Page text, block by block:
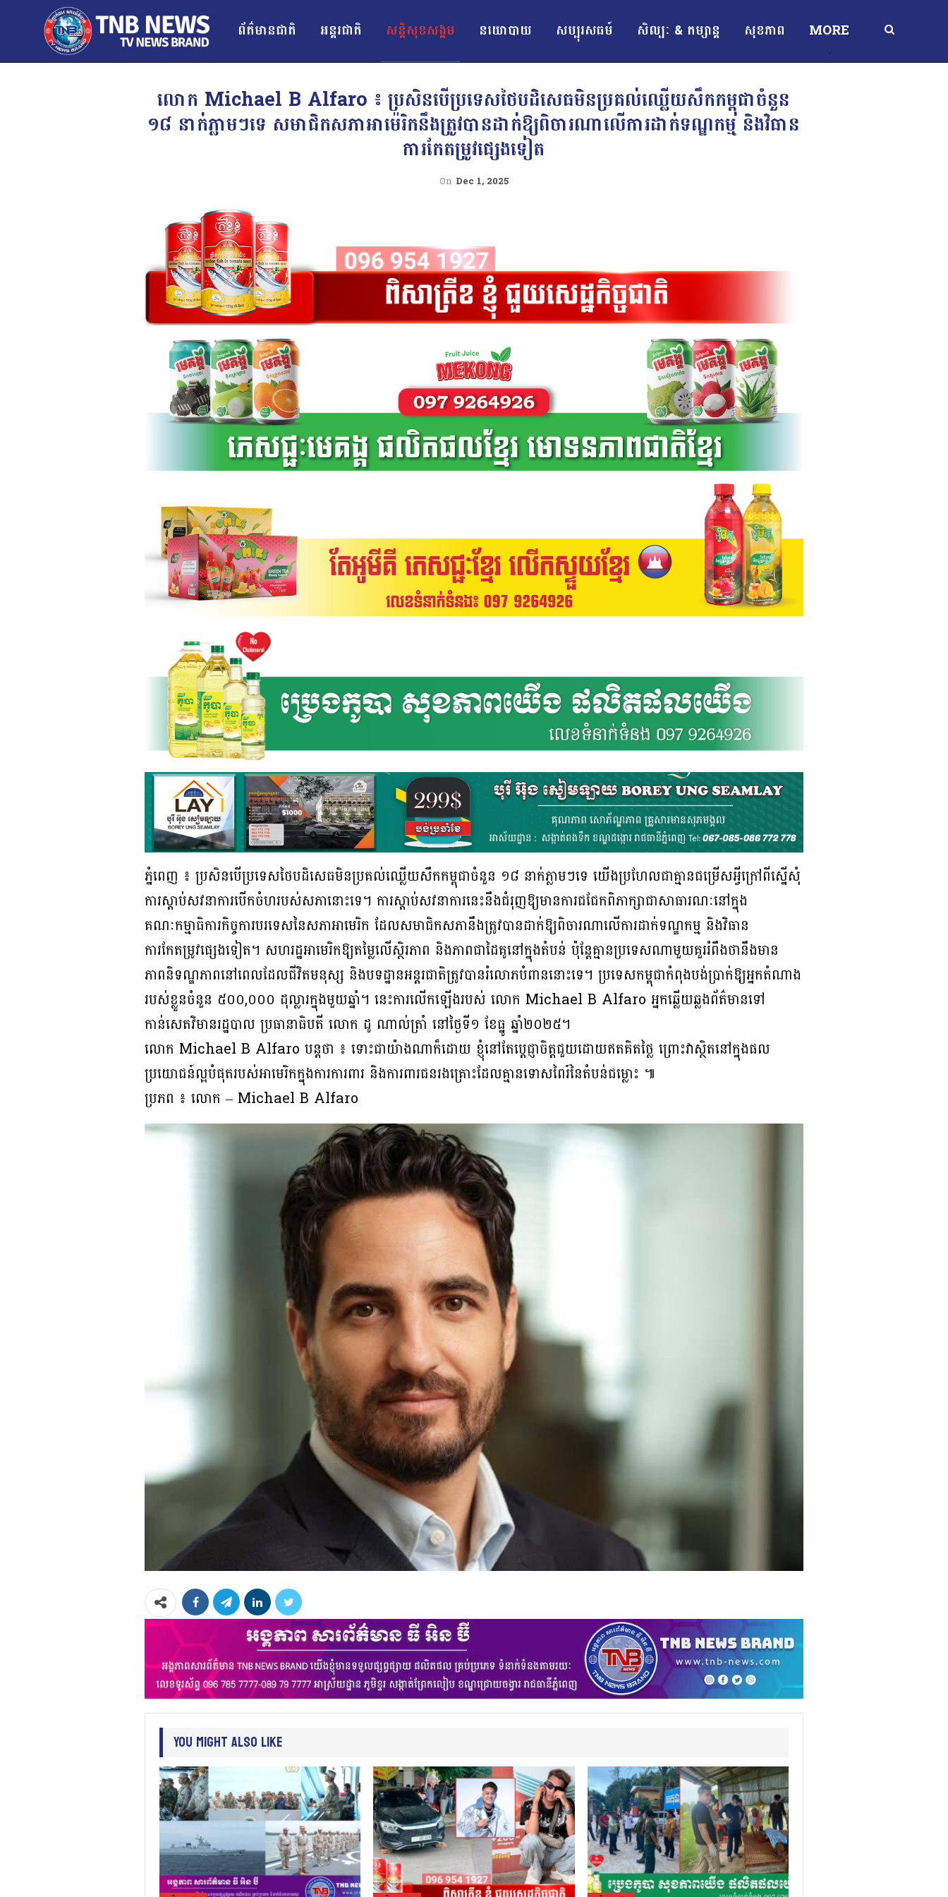
ព័ត៌មានជាតិ អន្ដរជាតិ សន្តិសុខសង្គម នយោបាយ សប្បុរសធម៍ សិល្បៈ & កម្សាន្ត សុខភាព MORE
លោក Michael B Alfaro ៖ ប្រសិនបើប្រទេសថៃបដិសេធមិនប្រគល់ឈ្លើយសឹកកម្ពុជាចំនួន
១៨ នាក់ភ្លាមៗទេ សមាជិកសភាអាម៉េរិកនឹងត្រូវបានដាក់ឱ្យពិចារណាលើការដាក់ទណ្ឌកម្ម និងវិធាន
ការកែតម្រូវផ្សេងទៀត
On Dec 1, 2025
ភ្នំពេញ ៖ ប្រសិនបើប្រទេសថៃបដិសេធមិនប្រគល់ឈ្លើយសឹកកម្ពុជាចំនួន ១៨ នាក់ភ្លាមៗទេ យើងប្រហែលជាគ្មានជម្រើសអ្វីក្រៅពីស្នើសុំ
ការស្តាប់សវនាការបើកចំហរបស់សភានោះទេ។ ការស្តាប់សវនាការនេះនឹងជំរុញឱ្យមានការជជែកពិភាក្សាជាសាធារណៈនៅក្នុង
គណៈកម្មាធិការកិច្ចការបរទេសនៃសភាអាមេរិក ដែលសមាជិកសភានឹងត្រូវបានដាក់ឱ្យពិចារណាលើការដាក់ទណ្ឌកម្ម និងវិធាន
ការកែតម្រូវផ្សេងទៀត។ សហរដ្ឋអាមេរិកឱ្យតម្លៃលើស្ថិរភាព និងភាពជាដៃគូនៅក្នុងតំបន់ ប៉ុន្តែគ្មានប្រទេសណាមួយគួររំពឹងថានឹងមាន
ភាពនិទណ្ឌភាពនៅពេលដែលជីវិតមនុស្ស និងបទដ្ឋានអន្តរជាតិត្រូវបានរំលោភបំពាននោះទេ។ ប្រទេសកម្ពុជាកំពុងបង់ប្រាក់ឱ្យអ្នកតំណាង
របស់ខ្លួនចំនួន ៥០០,០០០ ដុល្លារក្នុងមួយឆ្នាំ។ នេះការលើកឡើងរបស់ លោក Michael B Alfaro អ្នកឆ្លើយឆ្លងព័ត៌មានទៅ
កាន់សេតវិមានរដ្ឋបាល ប្រធានាធិបតី លោក ដូ ណាល់ត្រាំ នៅថ្ងៃទី១ ខែធ្នូ ឆ្នាំ២០២៥។
លោក Michael B Alfaro បន្តថា ៖ ទោះជាយ៉ាងណាក៏ដោយ ខ្ញុំនៅតែប្តេជ្ញាចិត្តជួយដោយឥតគិតថ្លៃ ព្រោះវាស្ថិតនៅក្នុងផល
ប្រយោជន៍ល្អបំផុតរបស់អាមេរិកក្នុងការការពារ និងការពារជនរងគ្រោះដែលគ្មានទោសពៃរ៍នៃតំបន់ជម្លោះ ៕
ប្រភព ៖ លោក – Michael B Alfaro
You Might Also Like